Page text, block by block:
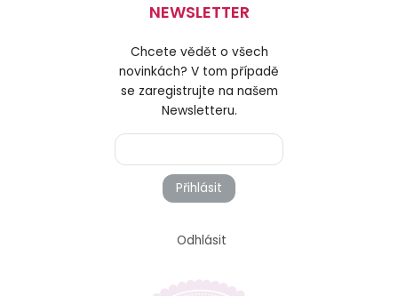
NEWSLETTER
Chcete vědět o všech
novinkách? V tom případě
se zaregistrujte na našem
Newsletteru.
Přihlásit
Odhlásit